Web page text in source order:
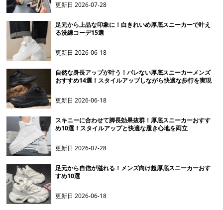
更新日2026-07-28
足元から上品な印象に！白きれいめ厚底スニーカーで叶え
る洗練コーデ15選
更新日2026-06-18
自然な身長アップが叶う！バレない厚底スニーカーメンズ
おすすめ14選！スタイルアップしながら快適な歩行を実現
更新日2026-06-18
スキニーに合わせて脚長効果抜群！厚底スニーカーおすす
め10選！スタイルアップと快適な履き心地を両立
更新日2026-07-28
足元から自信が溢れる！メンズ向け超厚底スニーカーおす
すめ10選
更新日2026-06-18